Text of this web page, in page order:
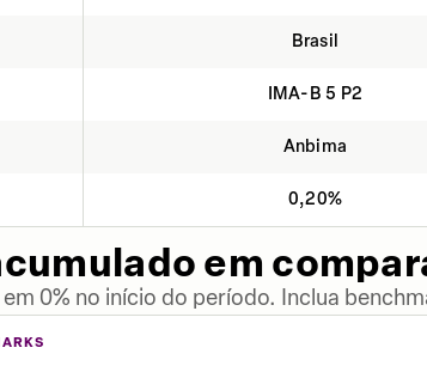
Brasil
IMA-B 5 P2
Anbima
0,20%
em
0% no início do período. Inclua